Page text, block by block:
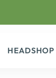
HEADSHOP